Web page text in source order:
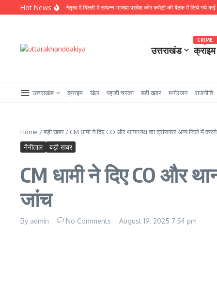
Skip to content
Hot News
अध्यक्ष नितिन नवीन के नेतृत्व में दिल्ली में सम्पन्न भाजपा प्रदेश कोर कमेटी की बैठक में लिये गये कई महत्वपूर्ण
उत्तराखंड क्राइम
CRIME
उत्तराखंड क्राइम खेल पहाड़ी चस्का बड़ी खबर मनोरंजन राजनीति
Home /बड़ी खबर / CM धामी ने दिए ‌CO और थानाध्यक्ष का ट्रांसफर अन्य जिले में करने
नैनीताल बड़ी खबर
CM धामी ने दिए ‌CO और
जांच
By admin No Comments August 19, 2025 7:54 pm